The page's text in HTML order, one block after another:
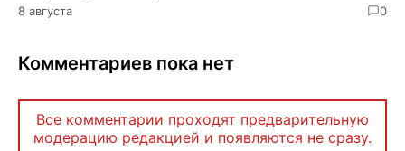
8 августа 0
Комментариев пока нет
Все комментарии проходят предварительную
модерацию редакцией и появляются не сразу.